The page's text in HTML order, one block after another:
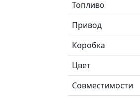
Топливо
Привод
Коробка
Цвет
Совместимости